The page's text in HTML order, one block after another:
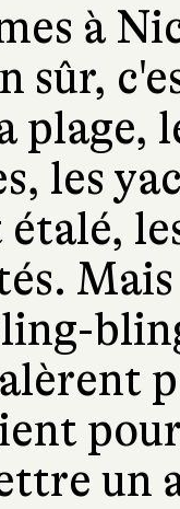
à
sûr,
plage,
les
un